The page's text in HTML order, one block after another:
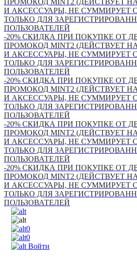
ПРОМОКОД MINT2 (ДЕЙСТВУЕТ
И АКСЕССУАРЫ, НЕ СУММИРУЕТ
ТОЛЬКО ДЛЯ
ПОЛЬЗОВАТЕЛЕЙ
-20% СКИДКА ПРИ ПОКУПКЕ ОТ
ПРОМОКОД MINT2 (ДЕЙСТВУЕТ
И АКСЕССУАРЫ, НЕ СУММИРУЕТ
ТОЛЬКО ДЛЯ
ПОЛЬЗОВАТЕЛЕЙ
-20% СКИДКА ПРИ ПОКУПКЕ ОТ
ПРОМОКОД MINT2 (ДЕЙСТВУЕТ
И АКСЕССУАРЫ, НЕ СУММИРУЕТ
ТОЛЬКО ДЛЯ
ПОЛЬЗОВАТЕЛЕЙ
-20% СКИДКА ПРИ ПОКУПКЕ ОТ
ПРОМОКОД MINT2 (ДЕЙСТВУЕТ
И АКСЕССУАРЫ, НЕ СУММИРУЕТ
ТОЛЬКО ДЛЯ
ПОЛЬЗОВАТЕЛЕЙ
-20% СКИДКА ПРИ ПОКУПКЕ ОТ
ПРОМОКОД MINT2 (ДЕЙСТВУЕТ
И АКСЕССУАРЫ, НЕ СУММИРУЕТ
ТОЛЬКО ДЛЯ
ПОЛЬЗОВАТЕЛЕЙ
0
0
Войти